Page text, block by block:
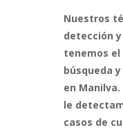
Nuestros
detección
tenemos el
búsqueda
en
le
casos de